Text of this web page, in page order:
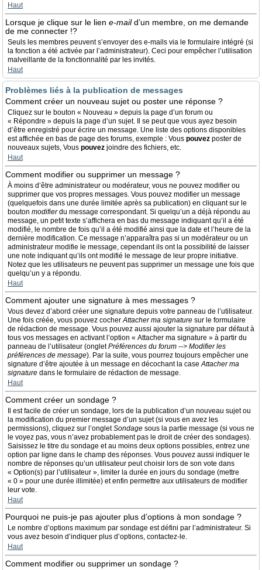
Haut
Lorsque je clique sur le lien e-maild’un membre, on me demande
de me connecter !?
Seuls les membres peuvent s’envoyer des e-mails via le formulaire intégré (si
la fonction a été activée par l’administrateur). Ceci pour empêcher l’utilisation
malveillante de la fonctionnalité par les invités.
Haut
Problèmes liés à la publication de messages
Comment créer un nouveau sujet ou poster une réponse ?
Cliquez sur le bouton « Nouveau » depuis la page d’un forum ou
« Répondre » depuis la page d’un sujet. Il se peut que vous ayez besoin
d’être enregistré pour écrire un message. Une liste des options disponibles
est affichée en bas de page des forums, exemple : Vous pouvez poster de
nouveaux sujets, Vous pouvez joindre des fichiers, etc.
Haut
Comment modifier ou supprimer un message ?
À moins d’être administrateur ou modérateur, vous ne pouvez modifier ou
supprimer que vos propres messages. Vous pouvez modifier un message
(quelquefois dans une durée limitée après sa publication) en cliquant sur le
bouton modifierdu message correspondant. Si quelqu’un a déjà répondu au
message, un petit texte s’affichera en bas du message indiquant qu’il a été
modifié, le nombre de fois qu’il a été modifié ainsi que la date et l’heure de la
dernière modification. Ce message n’apparaîtra pas si un modérateur ou un
administrateur modifie le message, cependant ils ont la possibilité de laisser
une note indiquant qu’ils ont modifié le message de leur propre initiative.
Notez que les utilisateurs ne peuvent pas supprimer un message une fois que
quelqu’un y a répondu.
Haut
Comment ajouter une signature à mes messages ?
Vous devez d’abord créer une signature depuis votre panneau de l’utilisateur.
Une fois créée, vous pouvez cocherAttacher ma signature sur le formulaire
de rédaction de message. Vous pouvez aussi ajouter la signature par défaut à
tous vos messages en activant l’option « Attacher ma signature » à partir du
panneau de l’utilisateur (ongletPréférences du forum --> Modifier les
préférences de message). Par la suite, vous pourrez toujours empêcher une
signature d’être ajoutée à un message en décochant la caseAttacher ma
signature dans le formulaire de rédaction de message.
Haut
Comment créer un sondage ?
Il est facile de créer un sondage, lors de la publication d’un nouveau sujet ou
la modification du premier message d’un sujet (si vous en avez les
permissions), cliquez sur l’ongletSondage sous la partie message (si vous ne
le voyez pas, vous n’avez probablement pas le droit de créer des sondages).
Saisissez le titre du sondage et au moins deux options possibles, entrez une
option par ligne dans le champ des réponses. Vous pouvez aussi indiquer le
nombre de réponses qu’un utilisateur peut choisir lors de son vote dans
« Option(s) par l’utilisateur », limiter la durée en jours du sondage (mettre
« 0 » pour une durée illimitée) et enfin permettre aux utilisateurs de modifier
leur vote.
Haut
Pourquoi ne puis-je pas ajouter plus d’options à mon sondage ?
Le nombre d’options maximum par sondage est défini par l’administrateur. Si
vous avez besoin d’indiquer plus d’options, contactez-le.
Haut
Comment modifier ou supprimer un sondage ?